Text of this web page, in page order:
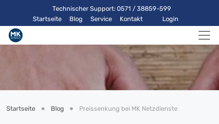
Technischer Support: 0571 / 38859-599
Startseite
Blog Service Kontakt Login
Startseite Blog Preissenkung bei MK Netzdienste